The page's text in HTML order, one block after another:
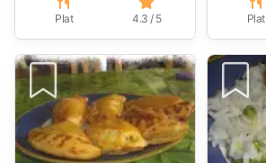
Plat 4.3 / 5 Plat